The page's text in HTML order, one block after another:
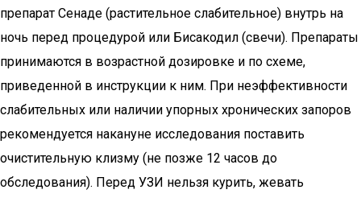
препарат Сенаде (растительное слабительное) внутрь на
ночь перед процедурой или Бисакодил (свечи). Препараты
принимаются в возрастной дозировке и по схеме,
приведенной в инструкции к ним. При неэффективности
слабительных или наличии упорных хронических запоров
рекомендуется накануне исследования поставить
очистительную клизму (не позже 12 часов до
обследования). Перед УЗИ нельзя курить, жевать